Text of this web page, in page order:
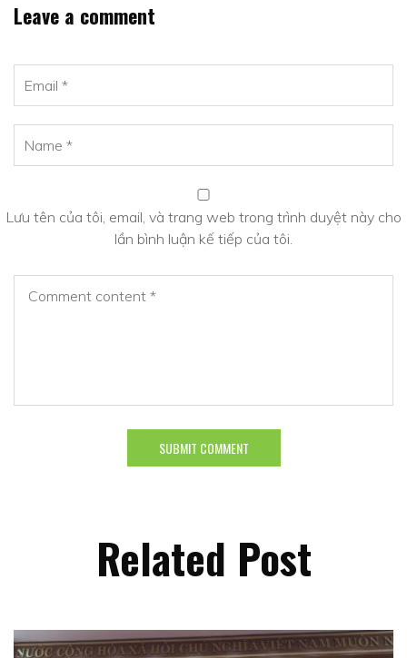
Leave a comment
Lưu tên của tôi, email, và trang web trong trình duyệt này cho
lần bình luận kế tiếp của tôi.
Related Post